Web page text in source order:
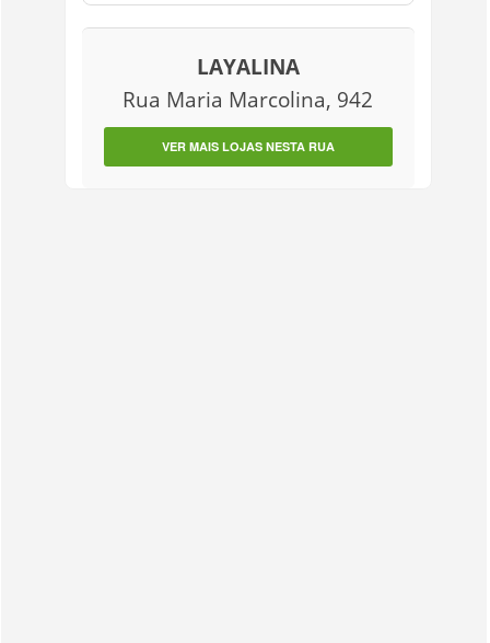
LAYALINA
Rua Maria Marcolina, 942
VER MAIS LOJAS NESTA RUA